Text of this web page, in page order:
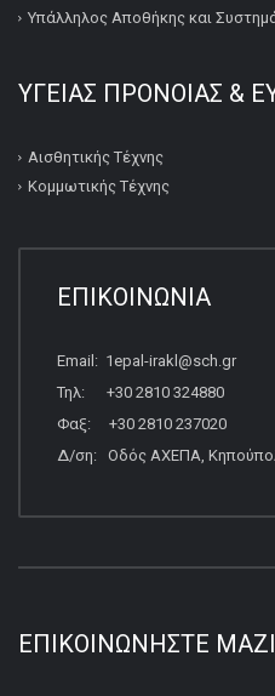
Υπάλληλος Αποθήκης και
ΥΓΕΙΑΣ ΠΡΟΝΟΙΑΣ &
Αισθητικής Τέχνης
Κομμωτικής Τέχνης
ΕΠΙΚΟΙΝΩΝΙΑ
Email: 1epal-irakl@sch.gr
Τηλ: +30 2810 324880
Φαξ: +30 2810 237020
Δ/ση: Οδός ΑΧΕΠΑ,
ΕΠΙΚΟΙΝΩΝΉΣΤΕ